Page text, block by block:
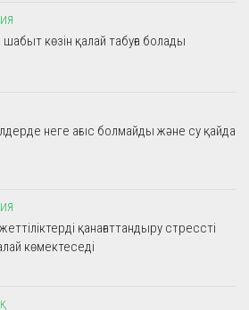
көзін қалай табуға болады
неге ағыс болмайды және су қайда
қанағаттандыру стрессті
көмектеседі